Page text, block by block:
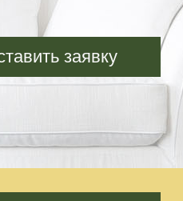
заявку